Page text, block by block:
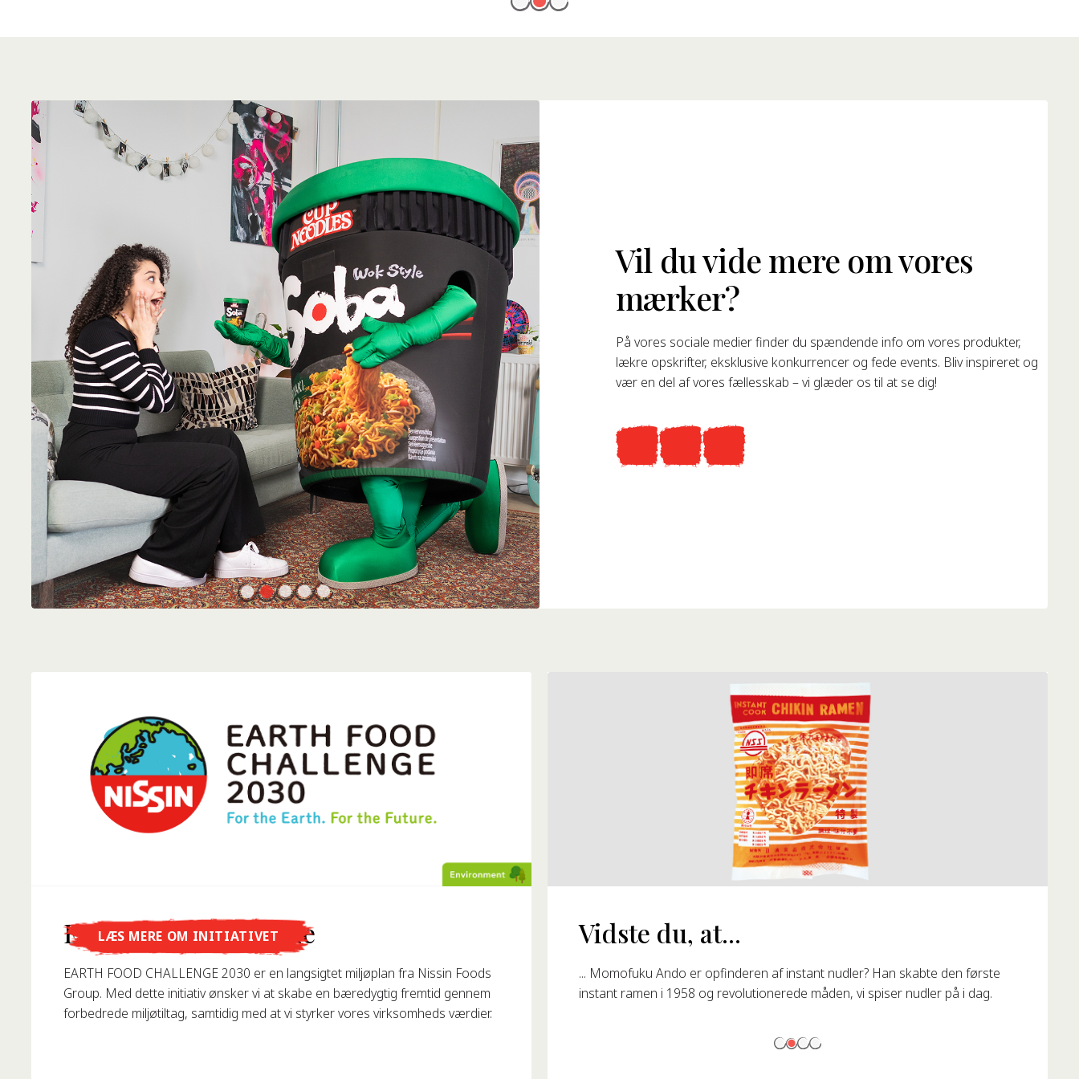
Vil du vide mere om vores
mærker?
På vores sociale medier finder du spændende info om vores produkter,
lækre opskrifter, eksklusive konkurrencer og fede events. Bliv inspireret og
vær en del af vores fællesskab – vi glæder os til at se dig!
Earth Food Challenge
EARTH FOOD CHALLENGE 2030 er en langsigtet miljøplan fra Nissin Foods
Group. Med dette initiativ ønsker vi at skabe en bæredygtig fremtid gennem
forbedrede miljøtiltag, samtidig med at vi styrker vores virksomheds værdier.
LÆS MERE OM INITIATIVET
Vidste du, at...
... Nissin Foods GmbH blev grundlagt i Tyskland i 1993?
Vidste du, at...
... Momofuku Ando er opfinderen af instant nudler? Han skabte den første
instant ramen i 1958 og revolutionerede måden, vi spiser nudler på i dag.